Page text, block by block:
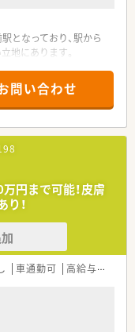
職率も非常に低く働き
。
マシスト3名、MBA（経
ります。
となっており、駅から
地にあります。
がメインです。
務スタッフも常時1名
務を行っています。
募となっており、すぐ
りお待ちしています。
がある方も歓迎してお
ある方を募集します。
あれば相談可能ですの
ひご応募ください。
に推進しており、地域
く備えており、訪問看
ビスを展開中です。
みという体制を整えて
問い合わせ
円まで可能！皮膚
！
車通勤可 高給与(600万円以上)